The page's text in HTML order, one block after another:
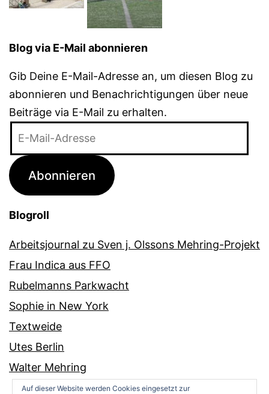
Blog via E-Mail abonnieren
Gib Deine E-Mail-Adresse an, um diesen Blog zu
abonnieren und Benachrichtigungen über neue
Beiträge via E-Mail zu erhalten.
Adresse
Abonnieren
Blogroll
Arbeitsjournal zu Sven j. Olssons Mehring-Projekt
Frau Indica aus FFO
Rubelmanns Parkwacht
Sophie in New York
Textweide
Utes Berlin
Walter Mehring
Auf dieser Website werden Cookies eingesetzt zur